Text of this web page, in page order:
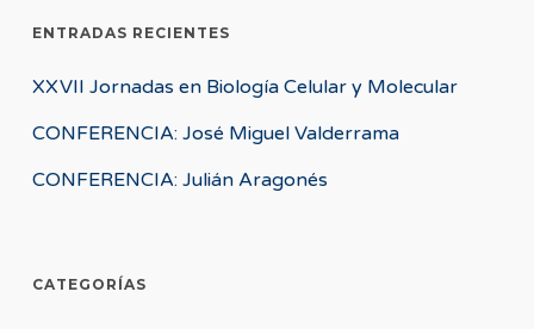
ENTRADAS RECIENTES
XXVII Jornadas en Biología Celular y Molecular
CONFERENCIA: José Miguel Valderrama
CONFERENCIA: Julián Aragonés
CATEGORÍAS